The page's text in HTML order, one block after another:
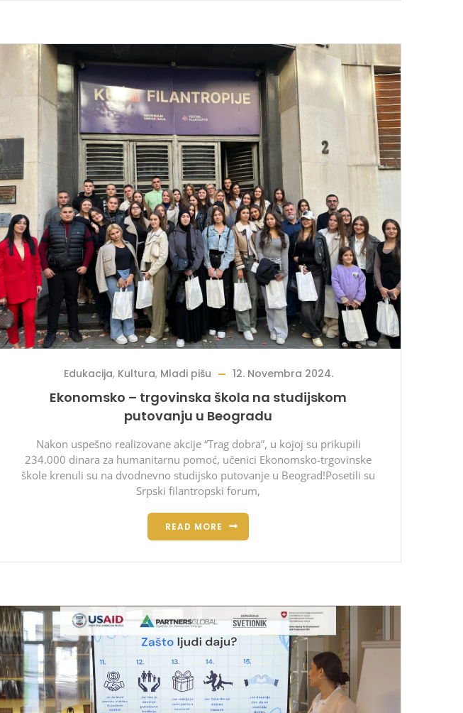
Edukacija, Kultura, Mladi pišu 12. Novembra 2024.
Ekonomsko – trgovinska škola na studijskom
putovanju u Beogradu
Nakon uspešno realizovane akcije “Trag dobra”, u kojoj su prikupili
234.000 dinara za humanitarnu pomoć, učenici Ekonomsko-trgovinske
škole krenuli su na dvodnevno studijsko putovanje u Beograd!Posetili su
Srpski filantropski forum,
READ MORE